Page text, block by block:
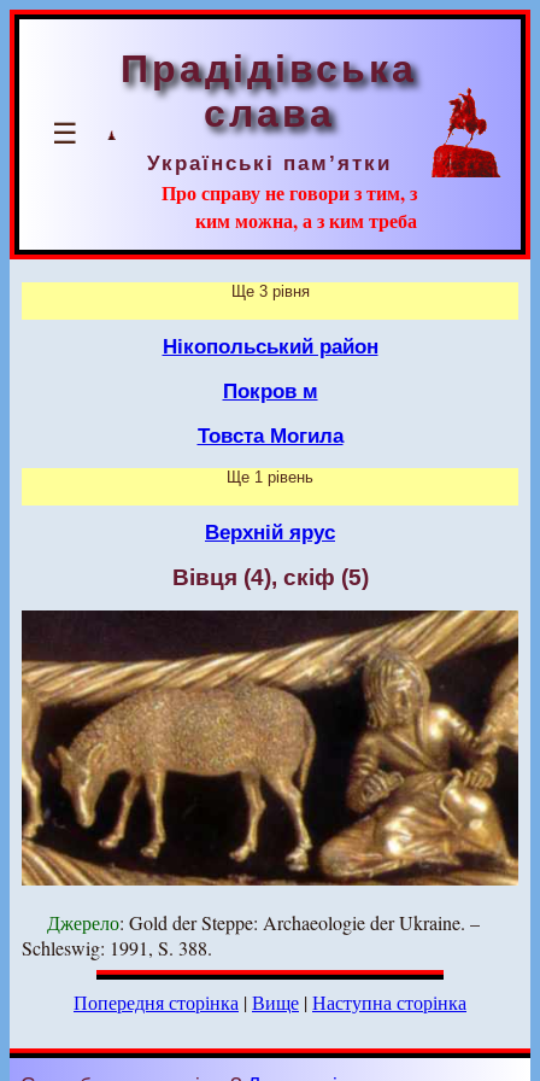
☰
Прадідівська
слава
Українські пам’ятки
Про справу не говори з тим, з
ким можна, а з ким треба
Ще 3 рівня
Нікопольський район
Покров м
Товста Могила
Ще 1 рівень
Верхній ярус
Вівця (4), скіф (5)
Джерело: Gold der Steppe: Archaeologie der Ukraine. –
Schleswig: 1991, S. 388.
Попередня сторінка |Вище |Наступна сторінка